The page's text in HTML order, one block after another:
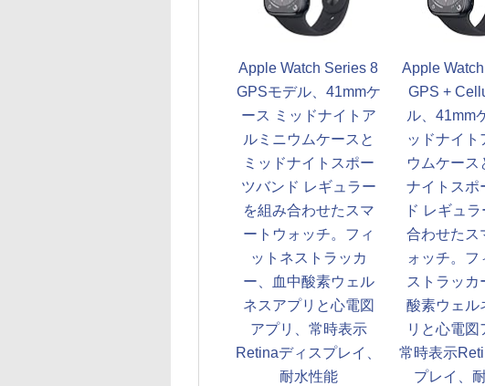
Apple Watch Series 8
GPSモデル、41mmケ
ース ミッドナイトア
ルミニウムケースと
ミッドナイトスポー
ツバンド レギュラー
を組み合わせたスマ
ートウォッチ。フィ
ットネストラッカ
ー、血中酸素ウェル
ネスアプリと心電図
アプリ、常時表示
Retinaディスプレイ、
耐水性能
Apple
GPS +
ル、41mm
ッドナイト
ウムケース
ナイトスポ
ド レギュ
合わせたス
ォッチ。フ
ストラッカ
酸素ウェル
リと心電図
常時表示
プレイ、